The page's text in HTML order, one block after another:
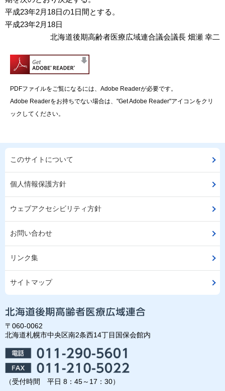
平成23年2月18日の1日間とする。
平成23年2月18日
北海道後期高齢者医療広域連合議会議長 畑瀬 幸二
PDFファイルをご覧になるには、Adobe Readerが必要です。
Adobe Readerをお持ちでない場合は、"Get Adobe Reader"アイコンをクリ
ックしてください。
このサイトについて
個人情報保護方針
ウェブアクセシビリティ方針
お問い合わせ
リンク集
サイトマップ
〒060-0062
北海道札幌市中央区南2条西14丁目国保会館内
（受付時間 平日 8：45～17：30）